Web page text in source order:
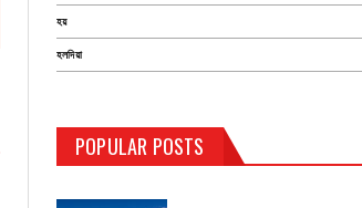
হয়
হলদিয়া
POPULAR POSTS
TEST PAGE
August 14, 2019